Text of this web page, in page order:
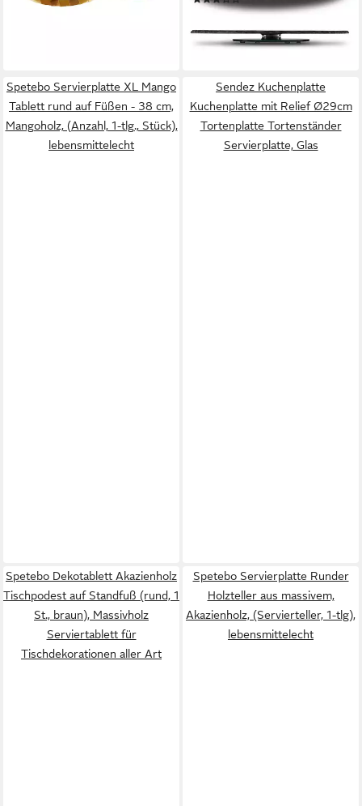
lieferbar - in 6-7 Werktagen bei dir
Kuchenplatte, Käseplatte,
Tortenplatte
34,99 € UVP49,99 €
-30%
lieferbar - in 2-3 Werktagen bei dir
Spetebo Servierplatte XL Mango
Tablett rund auf Füßen - 38 cm,
Mangoholz, (Anzahl, 1-tlg., Stück),
lebensmittelecht
Sendez Kuchenplatte
Kuchenplatte mit Relief Ø29cm
Tortenplatte Tortenständer
Servierplatte, Glas
Spetebo Dekotablett Akazienholz
Tischpodest auf Standfuß (rund, 1
St., braun), Massivholz
Serviertablett für
Tischdekorationen aller Art
Spetebo Servierplatte Runder
Holzteller aus massivem,
Akazienholz, (Servierteller, 1-tlg),
lebensmittelecht